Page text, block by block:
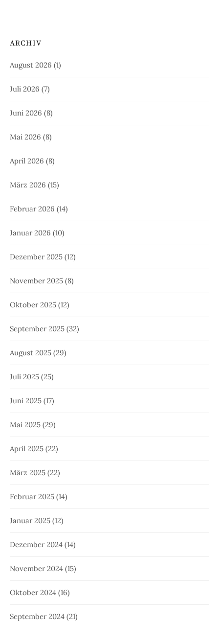
ARCHIV
August 2026 (1)
Juli 2026 (7)
Juni 2026 (8)
Mai 2026 (8)
April 2026 (8)
März 2026 (15)
Februar 2026 (14)
Januar 2026 (10)
Dezember 2025 (12)
November 2025 (8)
Oktober 2025 (12)
September 2025 (32)
August 2025 (29)
Juli 2025 (25)
Juni 2025 (17)
Mai 2025 (29)
April 2025 (22)
März 2025 (22)
Februar 2025 (14)
Januar 2025 (12)
Dezember 2024 (14)
November 2024 (15)
Oktober 2024 (16)
September 2024 (21)